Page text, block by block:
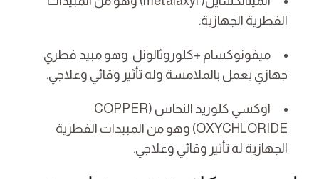
الفطرية الجهازية.
ميفونوكسام +كلوروثالونل وهو مبيد فطري
جهازي يعمل بالملامسة وله تأثير وقائي وعلاجي.
اوكسي كلوريد النحاس (COPPER
OXYCHLORIDE) وهو من المبيدات الفطرية
الجهازية له تأثير وقائي وعلاجي.